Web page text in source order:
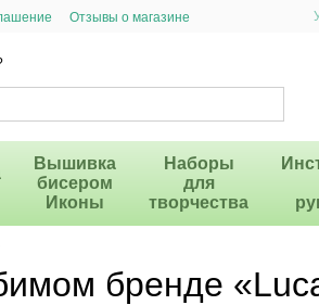
Отзывы о магазине
Вышивка
бисером
Иконы
Наборы
для
творчества
бренде